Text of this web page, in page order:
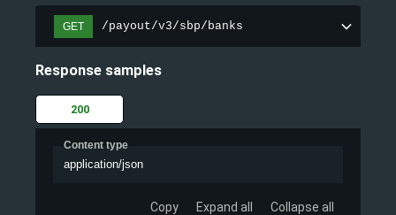
GET /payout/v3/sbp/banks
Response samples
200
Content type
application/json
Copy Expand all Collapse all